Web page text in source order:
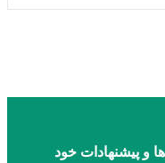
و پیشنهادات خود